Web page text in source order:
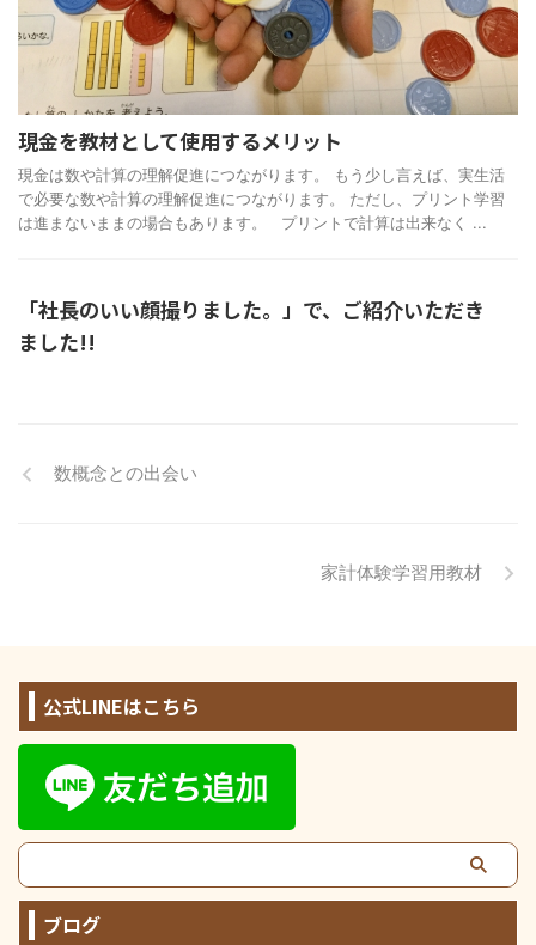
現金を教材として使用するメリット
現金は数や計算の理解促進につながります。 もう少し言えば、実生活
で必要な数や計算の理解促進につながります。 ただし、プリント学習
は進まないままの場合もあります。 プリントで計算は出来なく ...
「社長のいい顔撮りました。」で、ご紹介いただき
ました!!
数概念との出会い
家計体験学習用教材
公式LINEはこちら
ブログ